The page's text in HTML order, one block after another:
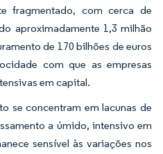
fragmentado, com cerca de
aproximadamente 1,3 milhão
de 170 bilhões de euros
com que as empresas
em capital.
se concentram em lacunas de
a úmido, intensivo em
sensível às variações nos